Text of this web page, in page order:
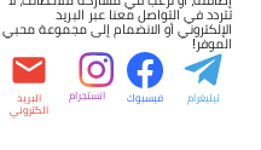
تتردد في التواصل معنا عبر البريد
الإلكتروني أو الانضمام إلى مجموعة محبي
الموفر!
تيليغرام فيسبوك انستجرام البريد
الكتروني